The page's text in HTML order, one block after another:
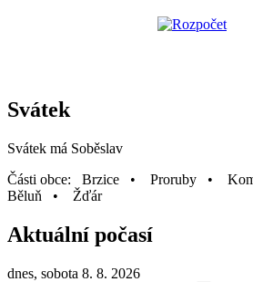
Svátek
Svátek má Soběslav
Části obce: Brzice • Proruby •
Běluň • Žďár
Aktuální počasí
dnes, sobota 8. 8. 2026